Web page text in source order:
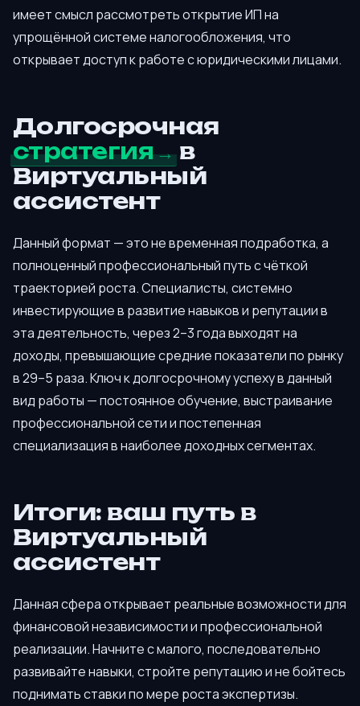
имеет смысл рассмотреть открытие ИП на
упрощённой системе налогообложения, что
открывает доступ к работе с юридическими лицами.
Долгосрочная
стратегия
в
Виртуальный
ассистент
Данный формат — это не временная подработка, а
полноценный профессиональный путь с чёткой
траекторией роста. Специалисты, системно
инвестирующие в развитие навыков и репутации в
эта деятельность, через 2–3 года выходят на
доходы, превышающие средние показатели по рынку
в 29–5 раза. Ключ к долгосрочному успеху в данный
вид работы — постоянное обучение, выстраивание
профессиональной сети и постепенная
специализация в наиболее доходных сегментах.
Итоги: ваш путь в
Виртуальный
ассистент
Данная сфера открывает реальные возможности для
финансовой независимости и профессиональной
реализации. Начните с малого, последовательно
развивайте навыки, стройте репутацию и не бойтесь
поднимать ставки по мере роста экспертизы.